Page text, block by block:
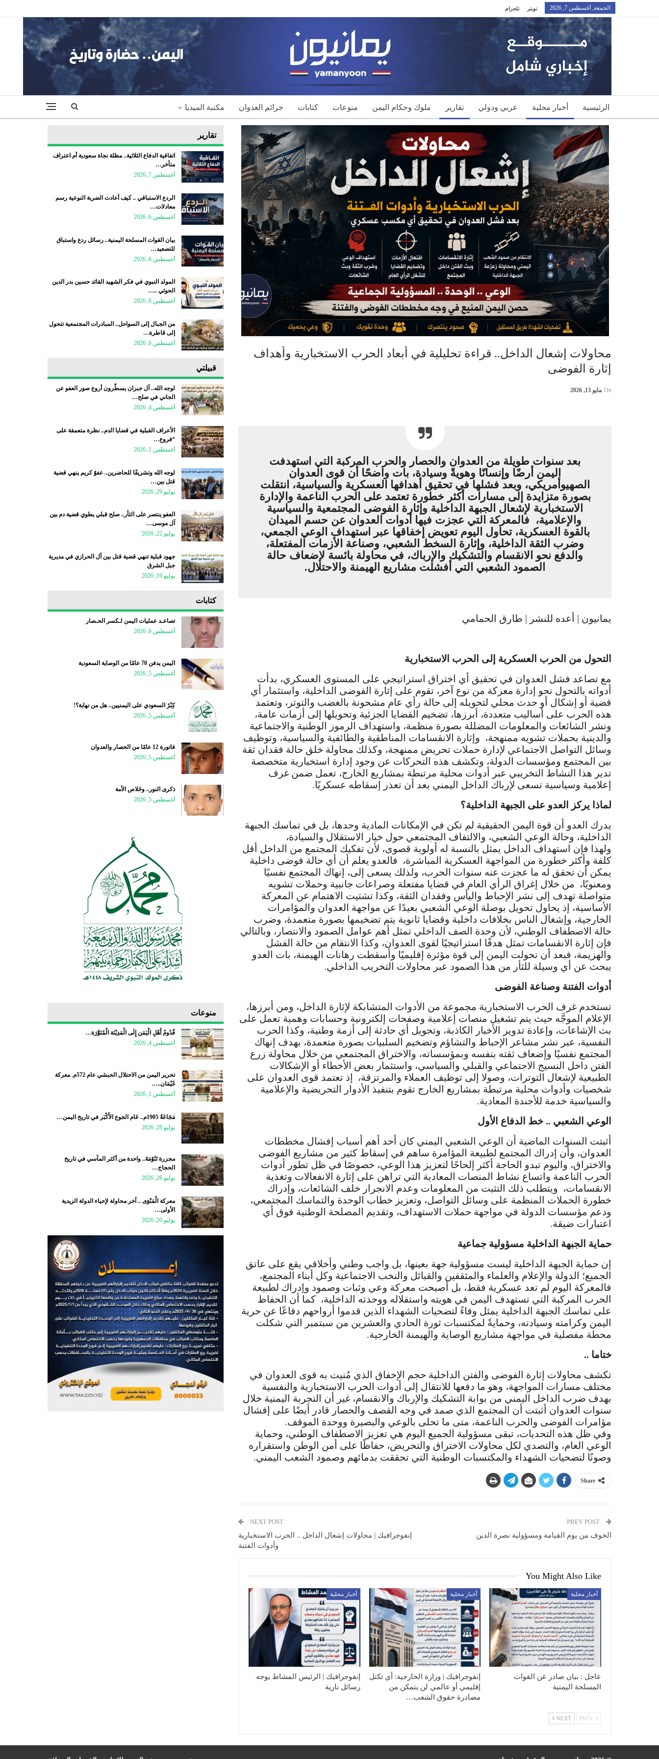
الجمعة, أغسطس 7, 2026 تويتر تلجرام
الرئيسية أخبار محلية عربي ودولي تقارير ملوك وحكام اليمن منوعات كتابات جرائم العدوان مكتبة الميديا
محاولات إشعال الداخل.. قراءة تحليلية في أبعاد الحرب الاستخبارية وأهداف
إثارة الفوضى
On مايو 13, 2026
بعد سنوات طويلة من العدوان والحصار والحرب المركبة التي استهدفت
اليمن أرضًا وإنسانًا وهويةً وسيادة، بات واضحًا أن قوى العدوان
الصهيوأمريكي، وبعد فشلها في تحقيق أهدافها العسكرية والسياسية، انتقلت
بصورة متزايدة إلى مسارات أكثر خطورة تعتمد على الحرب الناعمة والإدارة
الاستخبارية لإشعال الجبهة الداخلية وإثارة الفوضى المجتمعية والسياسية
والإعلامية، فالمعركة التي عجزت فيها أدوات العدوان عن حسم الميدان
بالقوة العسكرية، تحاول اليوم تعويض إخفاقها عبر استهداف الوعي الجمعي،
وضرب الثقة الداخلية، وإثارة السخط الشعبي، وصناعة الأزمات المفتعلة،
والدفع نحو الانقسام والتشكيك والإرباك، في محاولة بائسة لإضعاف حالة
الصمود الشعبي التي أفشلت مشاريع الهيمنة والاحتلال.
يمانيون | أعده للنشر | طارق الحمامي
التحول من الحرب العسكرية إلى الحرب الاستخبارية
مع تصاعد فشل العدوان في تحقيق أي اختراق استراتيجي على المستوى العسكري، بدأت
أدواته بالتحول نحو إدارة معركة من نوع آخر، تقوم على إثارة الفوضى الداخلية، واستثمار أي
قضية أو إشكال أو حدث محلي لتحويله إلى حالة رأي عام مشحونة بالغضب والتوتر، وتعتمد
هذه الحرب على أساليب متعددة، أبرزها، تضخيم القضايا الجزئية وتحويلها إلى أزمات عامة،
ونشر الشائعات والمعلومات المضللة بصورة منظمة، واستهداف الرموز الوطنية والاجتماعية
والدينية بحملات تشويه ممنهجة، وإثارة الانقسامات المناطقية والطائفية والسياسية، وتوظيف
وسائل التواصل الاجتماعي لإدارة حملات تحريض ممنهجة، وكذلك محاولة خلق حالة فقدان ثقة
بين المجتمع ومؤسسات الدولة، وتكشف هذه التحركات عن وجود إدارة استخبارية متخصصة
تدير هذا النشاط التخريبي عبر أدوات محلية مرتبطة بمشاريع الخارج، تعمل ضمن غرف
إعلامية وسياسية تسعى لإرباك الداخل اليمني بعد أن تعذر إسقاطه عسكريًا.
لماذا يركز العدو على الجبهة الداخلية؟
يدرك العدو أن قوة اليمن الحقيقية لم تكن في الإمكانات المادية وحدها، بل في تماسك الجبهة
الداخلية، وحالة الوعي الشعبي، والالتفاف المجتمعي حول خيار الاستقلال والسيادة،
ولهذا فإن استهداف الداخل يمثل بالنسبة له أولوية قصوى، لأن تفكيك المجتمع من الداخل أقل
كلفة وأكثر خطورة من المواجهة العسكرية المباشرة، فالعدو يعلم أن أي حالة فوضى داخلية
يمكن أن تحقق له ما عجزت عنه سنوات الحرب، ولذلك يسعى إلى، إنهاك المجتمع نفسيًا
ومعنويًا، من خلال إغراق الرأي العام في قضايا مفتعلة وصراعات جانبية وحملات تشويه
متواصلة تهدف إلى نشر الإحباط واليأس وفقدان الثقة، وكذا تشتيت الاهتمام عن المعركة
الأساسية، إذ يحاول تحويل بوصلة الوعي الشعبي بعيدًا عن مواجهة العدوان والمؤامرات
الخارجية، وإشغال الناس بخلافات داخلية وقضايا ثانوية يتم تضخيمها بصورة متعمدة، وضرب
حالة الاصطفاف الوطني، لأن وحدة الصف الداخلي تمثل أهم عوامل الصمود والانتصار، وبالتالي
فإن إثارة الانقسامات تمثل هدفًا استراتيجيًا لقوى العدوان، وكذا الانتقام من حالة الفشل
والهزيمة، فبعد أن تحولت اليمن إلى قوة مؤثرة إقليميًا وأسقطت رهانات الهيمنة، بات العدو
يبحث عن أي وسيلة للثأر من هذا الصمود عبر محاولات التخريب الداخلي.
أدوات الفتنة وصناعة الفوضى
تستخدم غرف الحرب الاستخبارية مجموعة من الأدوات المتشابكة لإثارة الداخل، ومن أبرزها،
الإعلام الموجَّه حيث يتم تشغيل منصات إعلامية وصفحات إلكترونية وحسابات وهمية تعمل على
بث الإشاعات، وإعادة تدوير الأخبار الكاذبة، وتحويل أي حادثة إلى أزمة وطنية، وكذا الحرب
النفسية، عبر نشر مشاعر الإحباط والتشاؤم وتضخيم السلبيات بصورة متعمدة، بهدف إنهاك
المجتمع نفسيًا وإضعاف ثقته بنفسه وبمؤسساته، والاختراق المجتمعي من خلال محاولة زرع
الفتن داخل النسيج الاجتماعي والقبلي والسياسي، واستثمار بعض الأخطاء أو الإشكالات
الطبيعية لإشعال التوترات، وصولا إلى توظيف العملاء والمرتزقة، إذ تعتمد قوى العدوان على
شخصيات وأدوات محلية مرتبطة بمشاريع الخارج تقوم بتنفيذ الأدوار التحريضية والإعلامية
والسياسية خدمة للأجندة المعادية.
الوعي الشعبي .. خط الدفاع الأول
أثبتت السنوات الماضية أن الوعي الشعبي اليمني كان أحد أهم أسباب إفشال مخططات
العدوان، وأن إدراك المجتمع لطبيعة المؤامرة ساهم في إسقاط كثير من مشاريع الفوضى
والاختراق، واليوم تبدو الحاجة أكثر إلحاحًا لتعزيز هذا الوعي، خصوصًا في ظل تطور أدوات
الحرب الناعمة واتساع نشاط المنصات المعادية التي تراهن على إثارة الانفعالات وتغذية
الانقسامات، ويتطلب ذلك التثبت من المعلومات وعدم الانجرار خلف الشائعات، وإدراك
خطورة الحملات المنظمة على وسائل التواصل، وتعزيز خطاب الوحدة والتماسك المجتمعي،
ودعم مؤسسات الدولة في مواجهة حملات الاستهداف، وتقديم المصلحة الوطنية فوق أي
اعتبارات ضيقة.
حماية الجبهة الداخلية مسؤولية جماعية
إن حماية الجبهة الداخلية ليست مسؤولية جهة بعينها، بل واجب وطني وأخلاقي يقع على عاتق
الجميع؛ الدولة والإعلام والعلماء والمثقفين والقبائل والنخب الاجتماعية وكل أبناء المجتمع،
فالمعركة اليوم لم تعد عسكرية فقط، بل أصبحت معركة وعي وثبات وصمود وإدراك لطبيعة
الحرب المركبة التي تستهدف اليمن في هويته واستقلاله ووحدته الداخلية، كما أن الحفاظ
على تماسك الجبهة الداخلية يمثل وفاءً لتضحيات الشهداء الذين قدموا أرواحهم دفاعًا عن حرية
اليمن وكرامته وسيادته، وحمايةً لمكتسبات ثورة الحادي والعشرين من سبتمبر التي شكلت
محطة مفصلية في مواجهة مشاريع الوصاية والهيمنة الخارجية.
ختاما ..
تكشف محاولات إثارة الفوضى والفتن الداخلية حجم الإخفاق الذي مُنيت به قوى العدوان في
مختلف مسارات المواجهة، وهو ما دفعها للانتقال إلى أدوات الحرب الاستخبارية والنفسية
بهدف ضرب الداخل اليمني من بوابة التشكيك والإرباك والانقسام، غير أن التجربة اليمنية خلال
سنوات العدوان أثبتت أن المجتمع الذي صمد في وجه القصف والحصار قادر أيضًا على إفشال
مؤامرات الفوضى والحرب الناعمة، متى ما تحلى بالوعي والبصيرة ووحدة الموقف.
وفي ظل هذه التحديات، تبقى مسؤولية الجميع اليوم هي تعزيز الاصطفاف الوطني، وحماية
الوعي العام، والتصدي لكل محاولات الاختراق والتحريض، حفاظًا على أمن الوطن واستقراره
وصونًا لتضحيات الشهداء والمكتسبات الوطنية التي تحققت بدمائهم وصمود الشعب اليمني.
Share
الخوف من يوم القيامة ومسؤولية نصرة الدين
NEXT POST
إنفوجرافيك | محاولات إشعال الداخل .. الحرب الاستخبارية
وأدوات الفتنة
You Might Also Like
أخبار محلية
عاجل : بيان صادر عن القوات
المسلحة اليمنية
أخبار محلية
إنفوجرافيك | وزارة الخارجية: أي تكتل
إقليمي أو عالمي لن يتمكن من
مصادرة حقوق الشعب…
أخبار محلية
إنفوجرافيك | الرئيس المشاط يوجه
رسائل نارية
NEXT
تقارير
اتفاقية الدفاع الثلاثية.. مظلة نجاة سعودية أم اعتراف
متأخر…
أغسطس 7, 2026
الردع الاستباقي .. كيف أعادت الضربة النوعية رسم
معادلات…
أغسطس 6, 2026
بيان القوات المسلحة اليمنية.. رسائل ردع واستباق
للتصعيد…
أغسطس 6, 2026
المولد النبوي في فكر الشهيد القائد حسين بدر الدين
الحوثي ..…
أغسطس 6, 2026
من الجبال إلى السواحل.. المبادرات المجتمعية تتحول
إلى قاطرة…
أغسطس 6, 2026
قبيلتي
لوجه الله.. آل جبران يسطّرون أروع صور العفو عن
الجاني في صلح…
أغسطس 4, 2026
الأعراف القبلية في قضايا الدم.. نظرة متعمقة على
“فروع…
أغسطس 1, 2026
لوجه الله وتشريفًا للحاضرين.. عفوٌ كريم ينهي قضية
قتل بين…
يوليو 29, 2026
العفو ينتصر على الثأر.. صلح قبلي يطوي قضية دم بين
آل موسى…
يوليو 22, 2026
جهود قبلية تنهي قضية قتل بين آل الحرازي في مديرية
جبل الشرق
يوليو 19, 2026
كتابات
تصاعـد عمليات اليمن لـكسر الحـصار
أغسطس 6, 2026
اليمن يدفن 70 عامًا من الوصاية السعودية
أغسطس 5, 2026
كِبْرُ السعودي على اليمنيين.. هل من نهاية؟!
أغسطس 5, 2026
فاتورة 12 عامًا من الحصار والعدوان
أغسطس 5, 2026
ذكرى النور.. وخَلاص الأمة
أغسطس 5, 2026
منوعات
قُدُومُ أَهْلِ الْيَمَن إِلَى الْمَدِيْنَة الْمُنَوَّرَة…
أغسطس 4, 2026
تحرير اليمن من الاحتلال الحبشي عام 572م. معركة
غَيْمَان..…
أغسطس 1, 2026
مَجَاعَةُ 1905م.. عَام الجوع الأَكْبَر في تاريخ اليمن…
يوليو 28, 2026
مجزرة تَنُوْمَةَ.. واحدة من أكثر المآسي في تاريخ
الحجاج…
يوليو 26, 2026
معركة الْمَنْوَى .. آخر محاولة لإحياء الدولة الزيدية
الأولى…
يوليو 20, 2026